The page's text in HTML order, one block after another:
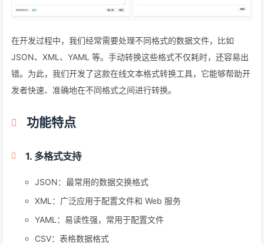
在开发过程中，我们经常需要处理不同格式的数据文件，比如
JSON、XML、YAML 等。手动转换这些格式不仅耗时，还容易出
错。为此，我们开发了这款在线文本格式转换工具，它能够帮助开
发者快速、准确地在不同格式之间进行转换。
功能特点
1. 多格式支持
JSON：最常用的数据交换格式
XML：广泛应用于配置文件和 Web 服务
YAML：易读性强，常用于配置文件
CSV：表格数据格式